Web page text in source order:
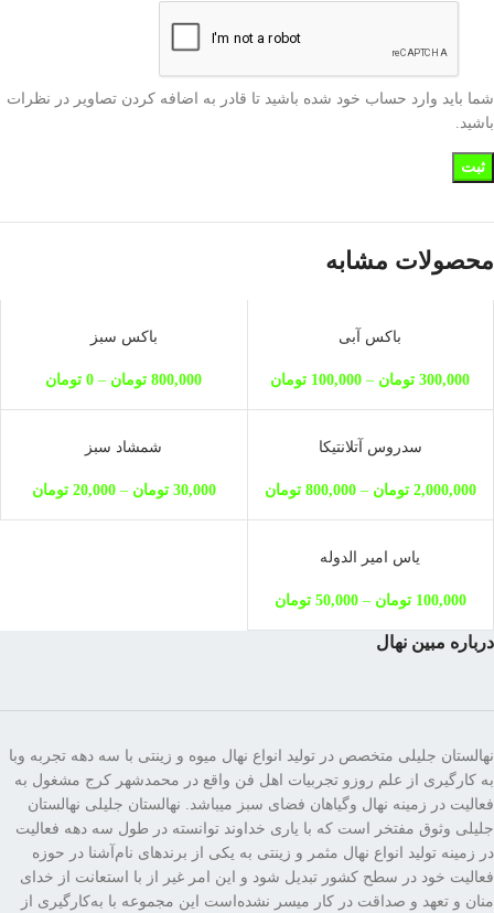
شما باید وارد حساب خود شده باشید تا قادر به اضافه کردن تصاویر در نظرات
باشید.
محصولات مشابه
باکس آبی
300,000 تومان –
100,000 تومان
باکس سبز
800,000 تومان –
0 تومان
سدروس آتلانتیکا
2,000,000 تومان –
800,000 تومان
شمشاد سبز
30,000 تومان –
20,000 تومان
یاس امیر الدوله
100,000 تومان –
50,000 تومان
درباره مبین نهال
نهالستان جلیلی متخصص در تولید انواع نهال میوه و زینتی با سه دهه تجربه وبا
به کارگیری از علم روزو تجربیات اهل فن واقع در محمدشهر کرج مشغول به
فعالیت در زمینه نهال وگیاهان فضای سبز میباشد. نهالستان جلیلی نهالستان
جلیلی وثوق مفتخر است که با یاری خداوند توانسته در طول سه دهه فعالیت
در زمینه تولید انواع نهال مثمر و زینتی به یکی از برندهای نام‌آشنا در حوزه
فعالیت خود در سطح کشور تبدیل شود و این امر غیر از با استعانت از خدای
منان و تعهد و صداقت در کار میسر نشده‌است این مجموعه با به‌کارگیری از